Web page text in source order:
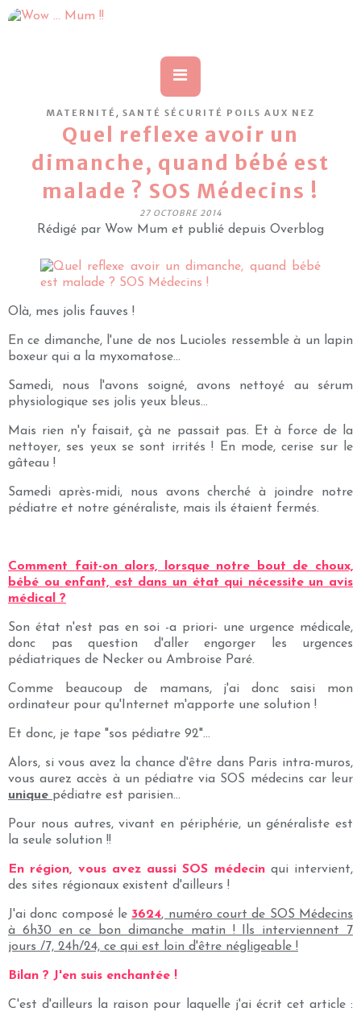
MATERNITÉ , SANTÉ SÉCURITÉ POILS AUX NEZ
Quel reflexe avoir un
dimanche, quand bébé est
malade ? SOS Médecins !
27 OCTOBRE 2014
Rédigé par Wow Mum et publié depuis Overblog
Olà, mes jolis fauves !
En ce dimanche, l'une de nos Lucioles ressemble à un lapin
boxeur qui a la myxomatose...
Samedi, nous l'avons soigné, avons nettoyé au sérum
physiologique ses jolis yeux bleus...
Mais rien n'y faisait, çà ne passait pas. Et à force de la
nettoyer, ses yeux se sont irrités ! En mode, cerise sur le
gâteau !
Samedi après-midi, nous avons cherché à joindre notre
pédiatre et notre généraliste, mais ils étaient fermés.
Comment fait-on alors, lorsque notre bout de choux,
bébé ou enfant, est dans un état qui nécessite un avis
médical ?
Son état n'est pas en soi -a priori- une urgence médicale,
donc pas question d'aller engorger les urgences
pédiatriques de Necker ou Ambroise Paré.
Comme beaucoup de mamans, j'ai donc saisi mon
ordinateur pour qu'Internet m'apporte une solution !
Et donc, je tape "sos pédiatre 92"...
Alors, si vous avez la chance d'être dans Paris intra-muros,
vous aurez accès à un pédiatre via SOS médecins car leur
unique pédiatre est parisien...
Pour nous autres, vivant en périphérie, un généraliste est
la seule solution !!
En région, vous avez aussi SOS médecinqui intervient,
des sites régionaux existent d'ailleurs !
J'ai donc composé le 3624, numéro court de SOS Médecins
à 6h30 en ce bon dimanche matin ! Ils interviennent 7
jours /7, 24h/24, ce qui est loin d'être négligeable !
Bilan ? J'en suis enchantée !
C'est d'ailleurs la raison pour laquelle j'ai écrit cet article :